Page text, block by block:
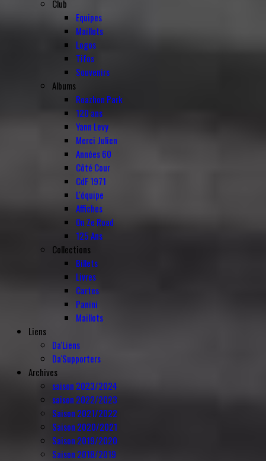
Club
Equipes
Maillots
Logos
Tifos
Souvenirs
Albums
Roazhon Park
120 ans
Yann Levy
Merci Julien
Années 60
Côté Cour
CdF 1971
L'équipe
Affiches
On Ze Road
125 Ans
Collections
Billets
Livres
Cartes
Panini
Maillots
Liens
Da'Liens
Da'Supporters
Archives
saison 2023/2024
saison 2022/2023
Saison 2021/2022
Saison 2020/2021
Saison 2019/2020
Saison 2018/2019